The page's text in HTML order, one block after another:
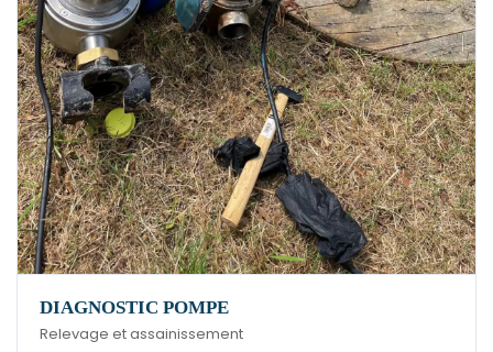
DIAGNOSTIC POMPE
Relevage et assainissement